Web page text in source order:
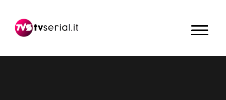
navigazione
contenuto
barra
primaria
MENU